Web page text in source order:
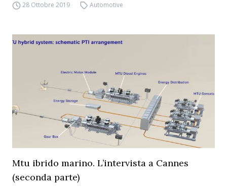
28 Ottobre 2019 Automotive
Mtu ibrido marino. L’intervista a Cannes
(seconda parte)